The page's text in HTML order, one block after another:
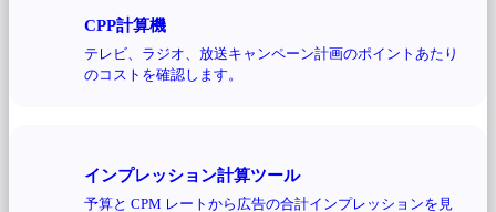
CPP計算機
テレビ、ラジオ、放送キャンペーン計画のポイントあたり
のコストを確認します。
インプレッション計算ツール
予算と CPM レートから広告の合計インプレッションを見